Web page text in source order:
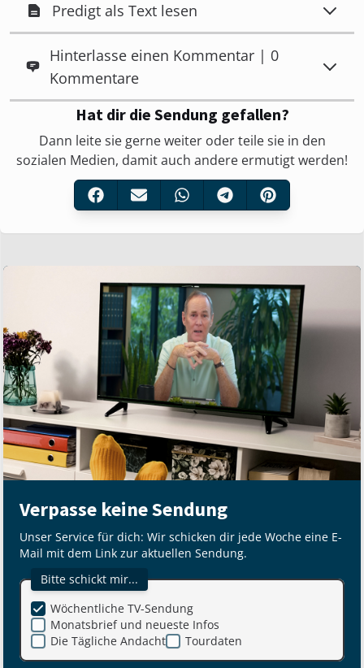
Predigt als Text lesen
Hinterlasse einen Kommentar | 0
Kommentare
Hat dir die Sendung gefallen?
Dann leite sie gerne weiter oder teile sie in den
sozialen Medien, damit auch andere ermutigt werden!
Verpasse keine Sendung
Unser Service für dich: Wir schicken dir jede Woche eine E-
Mail mit dem Link zur aktuellen Sendung.
Bitte schickt mir...
Monatsbrief und neueste Infos
Die Tägliche Andacht
Wöchentliche TV-Sendung
Tourdaten